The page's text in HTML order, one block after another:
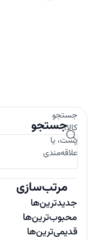
جستجو
جستجو
کالا،
پست، یا
علاقه‌مندی
مرتب‌سازی
جدیدترین‌ها
محبوب‌ترین‌ها
قدیمی‌ترین‌ها